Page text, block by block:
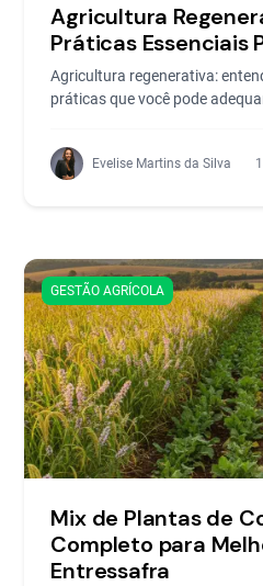
Agricultura
Práticas Essenciais
Agricultura regenerativa:
práticas que você pode
Evelise Martins da Silva
GESTÃO AGRÍCOLA
Mix de Plantas de
Completo para
Entressafra